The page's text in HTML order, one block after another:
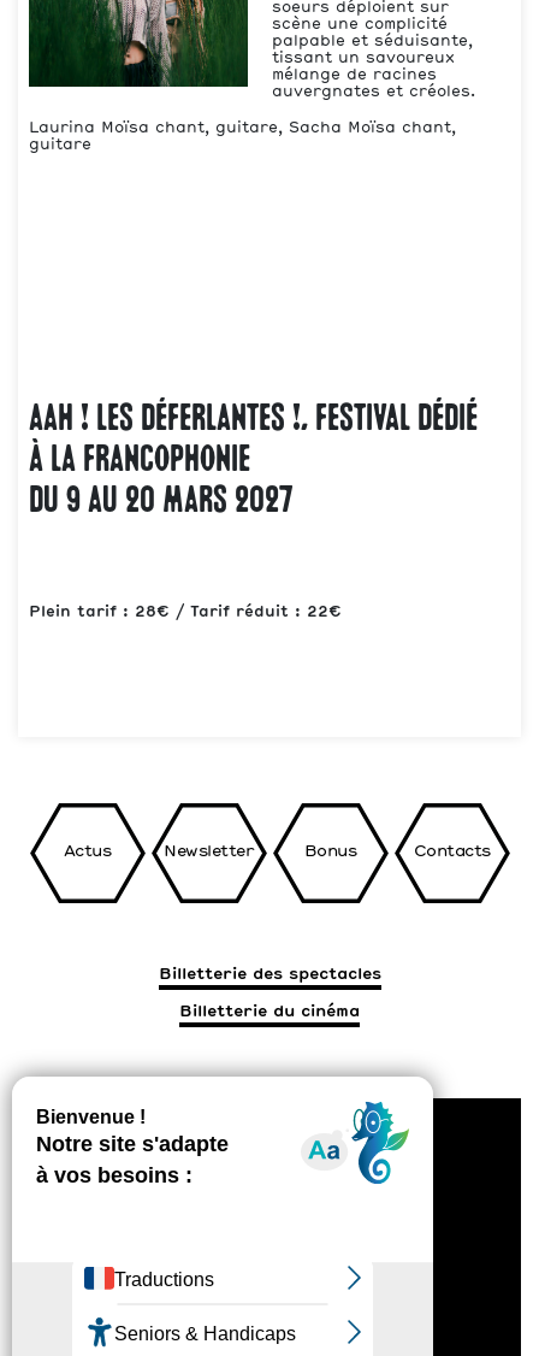
soeurs déploient sur
scène une complicité
palpable et séduisante,
tissant un savoureux
mélange de racines
auvergnates et créoles.
Laurina Moïsa chant, guitare, Sacha Moïsa chant,
guitare
AAH ! LES DÉFERLANTES !, FESTIVAL DÉDIÉ
À LA FRANCOPHONIE
DU 9 AU 20 MARS 2027
Plein tarif : 28€ / Tarif réduit : 22€
Actus Newsletter Bonus Contacts
Billetterie des spectacles
Billetterie du cinéma